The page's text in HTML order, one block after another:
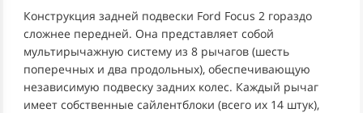
Конструкция задней подвески Ford Focus 2 гораздо
сложнее передней. Она представляет собой
мультирычажную систему из 8 рычагов (шесть
поперечных и два продольных), обеспечивающую
независимую подвеску задних колес. Каждый рычаг
имеет собственные сайлентблоки (всего их 14 штук),